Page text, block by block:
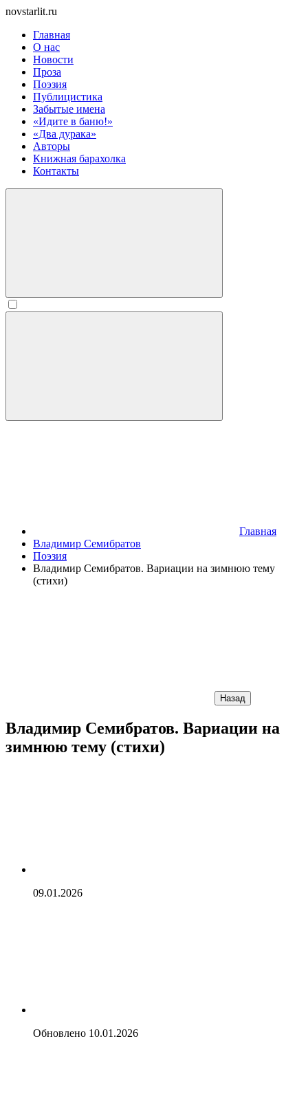
novstarlit.ru
Главная
О нас
Новости
Проза
Поэзия
Публицистика
Забытые имена
«Идите в баню!»
«Два дурака»
Авторы
Книжная барахолка
Контакты
Главная
Владимир Семибратов
Поэзия
Владимир Семибратов. Вариации на зимнюю тему
(стихи)
Назад
Владимир Семибратов. Вариации на
зимнюю тему (стихи)
09.01.2026
Обновлено 10.01.2026